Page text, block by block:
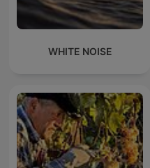
WHITE NOISE